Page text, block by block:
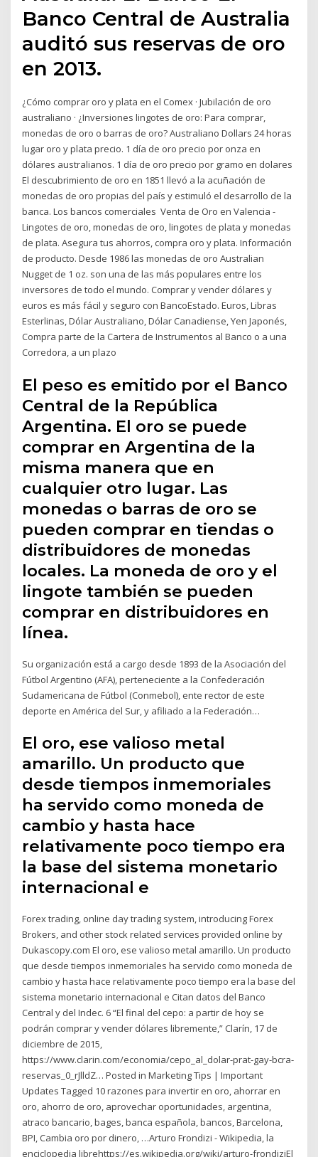
Banco Central de Australia
auditó sus reservas de oro
en 2013.
¿Cómo comprar oro y plata en el Comex · Jubilación de oro
australiano · ¿Inversiones lingotes de oro: Para comprar,
monedas de oro o barras de oro? Australiano Dollars 24 horas
lugar oro y plata precio. 1 día de oro precio por onza en
dólares australianos. 1 día de oro precio por gramo en dolares
El descubrimiento de oro en 1851 llevó a la acuñación de
monedas de oro propias del país y estimuló el desarrollo de la
banca. Los bancos comerciales Venta de Oro en Valencia -
Lingotes de oro, monedas de oro, lingotes de plata y monedas
de plata. Asegura tus ahorros, compra oro y plata. Información
de producto. Desde 1986 las monedas de oro Australian
Nugget de 1 oz. son una de las más populares entre los
inversores de todo el mundo. Comprar y vender dólares y
euros es más fácil y seguro con BancoEstado. Euros, Libras
Esterlinas, Dólar Australiano, Dólar Canadiense, Yen Japonés,
Compra parte de la Cartera de Instrumentos al Banco o a una
Corredora, a un plazo
El peso es emitido por el Banco
Central de la República
Argentina. El oro se puede
comprar en Argentina de la
misma manera que en
cualquier otro lugar. Las
monedas o barras de oro se
pueden comprar en tiendas o
distribuidores de monedas
locales. La moneda de oro y el
lingote también se pueden
comprar en distribuidores en
línea.
Su organización está a cargo desde 1893 de la Asociación del
Fútbol Argentino (AFA), perteneciente a la Confederación
Sudamericana de Fútbol (Conmebol), ente rector de este
deporte en América del Sur, y afiliado a la Federación…
El oro, ese valioso metal
amarillo. Un producto que
desde tiempos inmemoriales
ha servido como moneda de
cambio y hasta hace
relativamente poco tiempo era
la base del sistema monetario
internacional e
Forex trading, online day trading system, introducing Forex
Brokers, and other stock related services provided online by
Dukascopy.com El oro, ese valioso metal amarillo. Un producto
que desde tiempos inmemoriales ha servido como moneda de
cambio y hasta hace relativamente poco tiempo era la base del
sistema monetario internacional e Citan datos del Banco
Central y del Indec. 6 “El final del cepo: a partir de hoy se
podrán comprar y vender dólares libremente,” Clarín, 17 de
diciembre de 2015,
https://www.clarin.com/economia/cepo_al_dolar-prat-gay-bcra-
reservas_0_rJlldZ… Posted in Marketing Tips | Important
Updates Tagged 10 razones para invertir en oro, ahorrar en
oro, ahorro de oro, aprovechar oportunidades, argentina,
atraco bancario, bages, banca española, bancos, Barcelona,
BPI, Cambia oro por dinero, …Arturo Frondizi - Wikipedia, la
enciclopedia librehttps://es.wikipedia.org/wiki/arturo-frondiziEl